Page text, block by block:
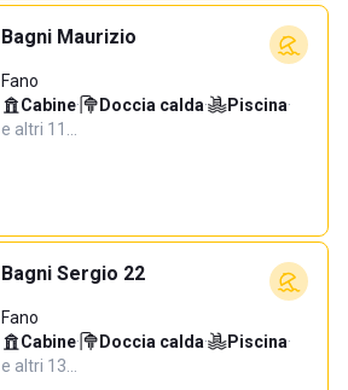
Bagni Maurizio
Fano
Cabine· Doccia calda· Piscina·
e altri 11…
Bagni Sergio 22
Fano
Cabine· Doccia calda· Piscina·
e altri 13…